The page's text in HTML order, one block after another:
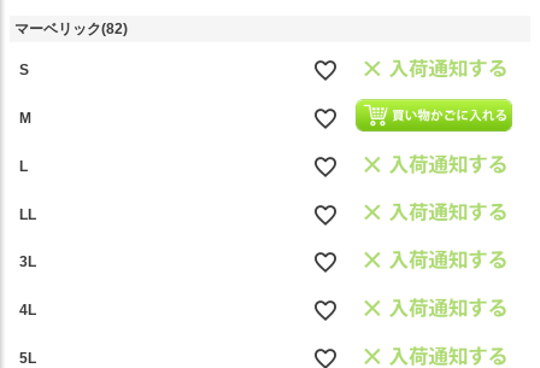
マーベリック(82)
S
M
L
LL
3L
4L
5L